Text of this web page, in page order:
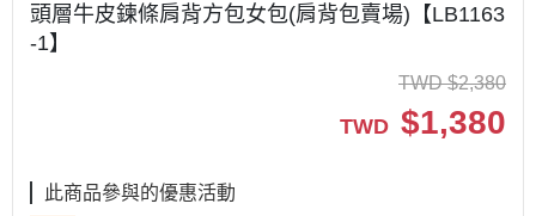
頭層牛皮鍊條肩背方包女包(肩背包賣場)【LB1163
-1】
TWD $2,380
TWD $1,380
此商品參與的優惠活動